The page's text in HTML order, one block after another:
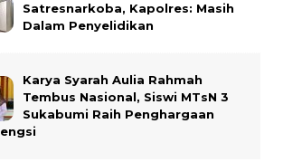
Satresnarkoba, Kapolres: Masih
Dalam Penyelidikan
Karya Syarah Aulia Rahmah
Tembus Nasional, Siswi MTsN 3
Sukabumi Raih Penghargaan